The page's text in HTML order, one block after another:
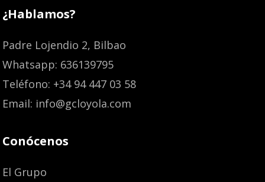
¿Hablamos?
Padre Lojendio 2, Bilbao
Whatsapp: 636139795
Teléfono: +34 94 447 03 58
Email: info@gcloyola.com
Conócenos
El Grupo